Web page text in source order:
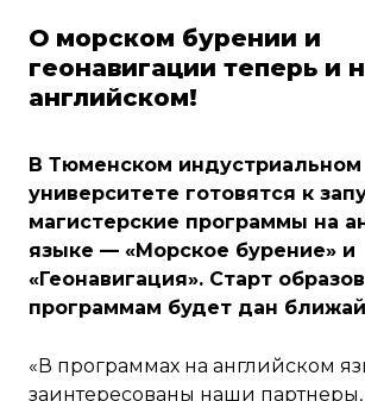
О морском бурении и
геонавигации теперь и
английском!
В Тюменском индустриальном
университете готовятся к
магистерские программы на
языке — «Морское бурение» и
«Геонавигация». Старт
программам будет дан
«В программах на английском
заинтересованы наши партнеры,